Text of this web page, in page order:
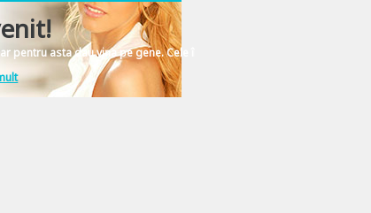
Welcome to Hollywood! 🙂 “Ha-ha-ha-HAA-ha-ha-ha-HAAA!”
pentru asta dau vina pe gene. Cele înscrise în ADN-ul femeiesc.